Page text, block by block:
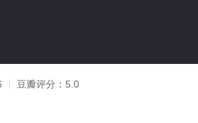
豆瓣评分： 5.0